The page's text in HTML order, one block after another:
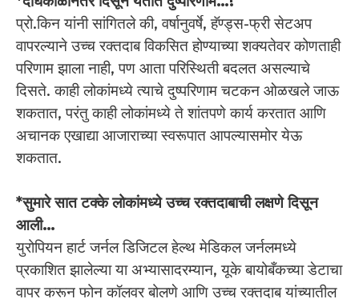
प्रो.किन यांनी सांगितले की, वर्षानुवर्षे, हॅण्ड्स-फ्री सेटअप
वापरल्याने उच्च रक्तदाब विकसित होण्याच्या शक्यतेवर कोणताही
परिणाम झाला नाही, पण आता परिस्थिती बदलत असल्याचे
दिसते. काही लोकांमध्ये त्याचे दुष्परिणाम चटकन ओळखले जाऊ
शकतात, परंतु काही लोकांमध्ये ते शांतपणे कार्य करतात आणि
अचानक एखाद्या आजाराच्या स्वरूपात आपल्यासमोर येऊ
शकतात.
*सुमारे सात टक्के लोकांमध्ये उच्च रक्तदाबाची लक्षणे दिसून
आली…
युरोपियन हार्ट जर्नल डिजिटल हेल्थ मेडिकल जर्नलमध्ये
प्रकाशित झालेल्या या अभ्यासादरम्यान, यूके बायोबँकच्या डेटाचा
वापर करून फोन कॉलवर बोलणे आणि उच्च रक्तदाब यांच्यातील